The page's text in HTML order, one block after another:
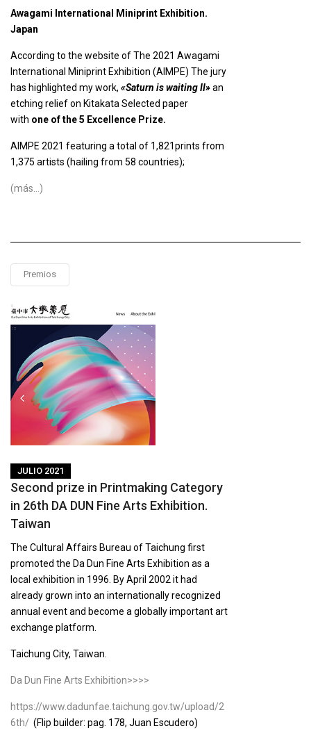
Awagami International Miniprint Exhibition.
Japan
According to the website of The 2021 Awagami
International Miniprint Exhibition (AIMPE) The jury
has highlighted my work, «Saturn is waiting II»an
etching relief on Kitakata Selected paper
with one of the 5 Excellence Prize.
AIMPE 2021 featuring a total of 1,821prints from
1,375 artists (hailing from 58 countries);
(más…)
Premios
JULIO 2021
Second prize in Printmaking Category
in 26th DA DUN Fine Arts Exhibition.
Taiwan
The Cultural Affairs Bureau of Taichung first
promoted the Da Dun Fine Arts Exhibition as a
local exhibition in 1996. By April 2002 it had
already grown into an internationally recognized
annual event and become a globally important art
exchange platform.
Taichung City, Taiwan.
Da Dun Fine Arts Exhibition>>>>
https://www.dadunfae.taichung.gov.tw/upload/2
6th/ (Flip builder: pag. 178, Juan Escudero)